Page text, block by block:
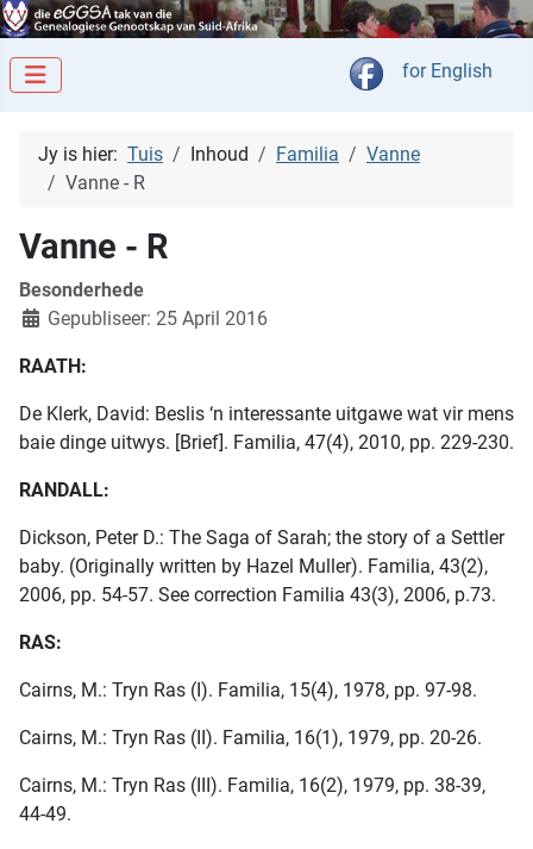
Kies jou taal
for English
Jy is hier: Tuis Inhoud Familia
Vanne
Vanne - R
Vanne - R
Besonderhede
Gepubliseer: 25 April 2016
RAATH:
De Klerk, David: Beslis ‘n interessante uitgawe wat vir mens
baie dinge uitwys. [Brief]. Familia, 47(4), 2010, pp. 229-230.
RANDALL:
Dickson, Peter D.: The Saga of Sarah; the story of a Settler
baby. (Originally written by Hazel Muller). Familia, 43(2),
2006, pp. 54-57. See correction Familia 43(3), 2006, p.73.
RAS:
Cairns, M.: Tryn Ras (I). Familia, 15(4), 1978, pp. 97-98.
Cairns, M.: Tryn Ras (II). Familia, 16(1), 1979, pp. 20-26.
Cairns, M.: Tryn Ras (III). Familia, 16(2), 1979, pp. 38-39,
44-49.